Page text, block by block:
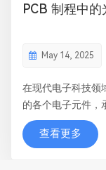
PCB 制程中
May 14, 2025
在现代电子科技领
的各个电子元件，
务。在 PCB 制造
艺。 一、原理 光
查看更多